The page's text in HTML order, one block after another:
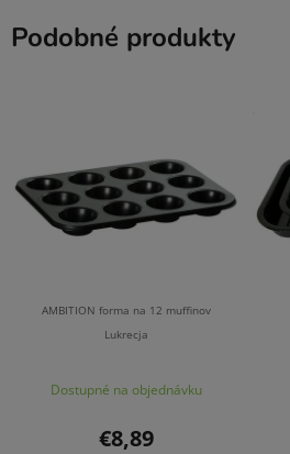
Podobné produkty
AMBITION forma na 12 muffinov
Lukrecja
Dostupné na objednávku
€8,89